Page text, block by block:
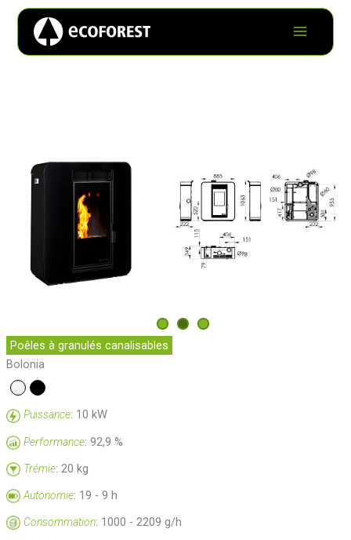
Poêles à granulés canalisables
Bolonia
Puissance: 10 kW
Performance: 92,9 %
Trémie: 20 kg
Autonomie: 19 - 9 h
Consommation: 1000 - 2209 g/h